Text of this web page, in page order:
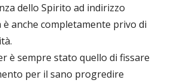
dello Spirito ad indirizzo
anche completamente privo di
è sempre stato quello di fissare
per il sano progredire